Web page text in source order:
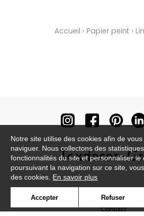
Accueil › Papier peint ›
Contact
Notre site utilise des cookies afin de
naviguer. Nous collectons des
fonctionnalités du site et personnaliser le
poursuivant la navigation sur ce site,
des cookies. En savoir plus
Accepter Refuser